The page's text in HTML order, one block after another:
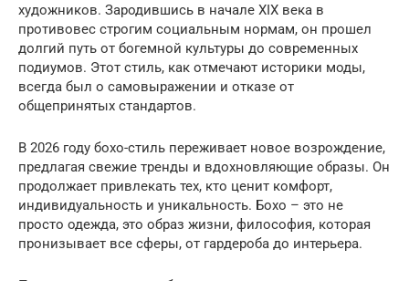
художников. Зародившись в начале XIX века в
противовес строгим социальным нормам, он прошел
долгий путь от богемной культуры до современных
подиумов. Этот стиль, как отмечают историки моды,
всегда был о самовыражении и отказе от
общепринятых стандартов.
В 2026 году бохо-стиль переживает новое возрождение,
предлагая свежие тренды и вдохновляющие образы. Он
продолжает привлекать тех, кто ценит комфорт,
индивидуальность и уникальность. Бохо – это не
просто одежда, это образ жизни, философия, которая
пронизывает все сферы, от гардероба до интерьера.